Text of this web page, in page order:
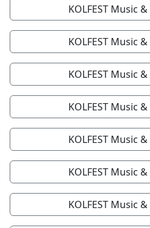
KOLFEST Music
KOLFEST Music
KOLFEST Music
KOLFEST Music
KOLFEST Music
KOLFEST Music
KOLFEST Music